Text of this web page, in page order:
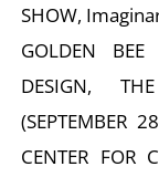
SHOW,
GOLDEN
DESIGN,
(SEPTEMBER
CENTER FOR